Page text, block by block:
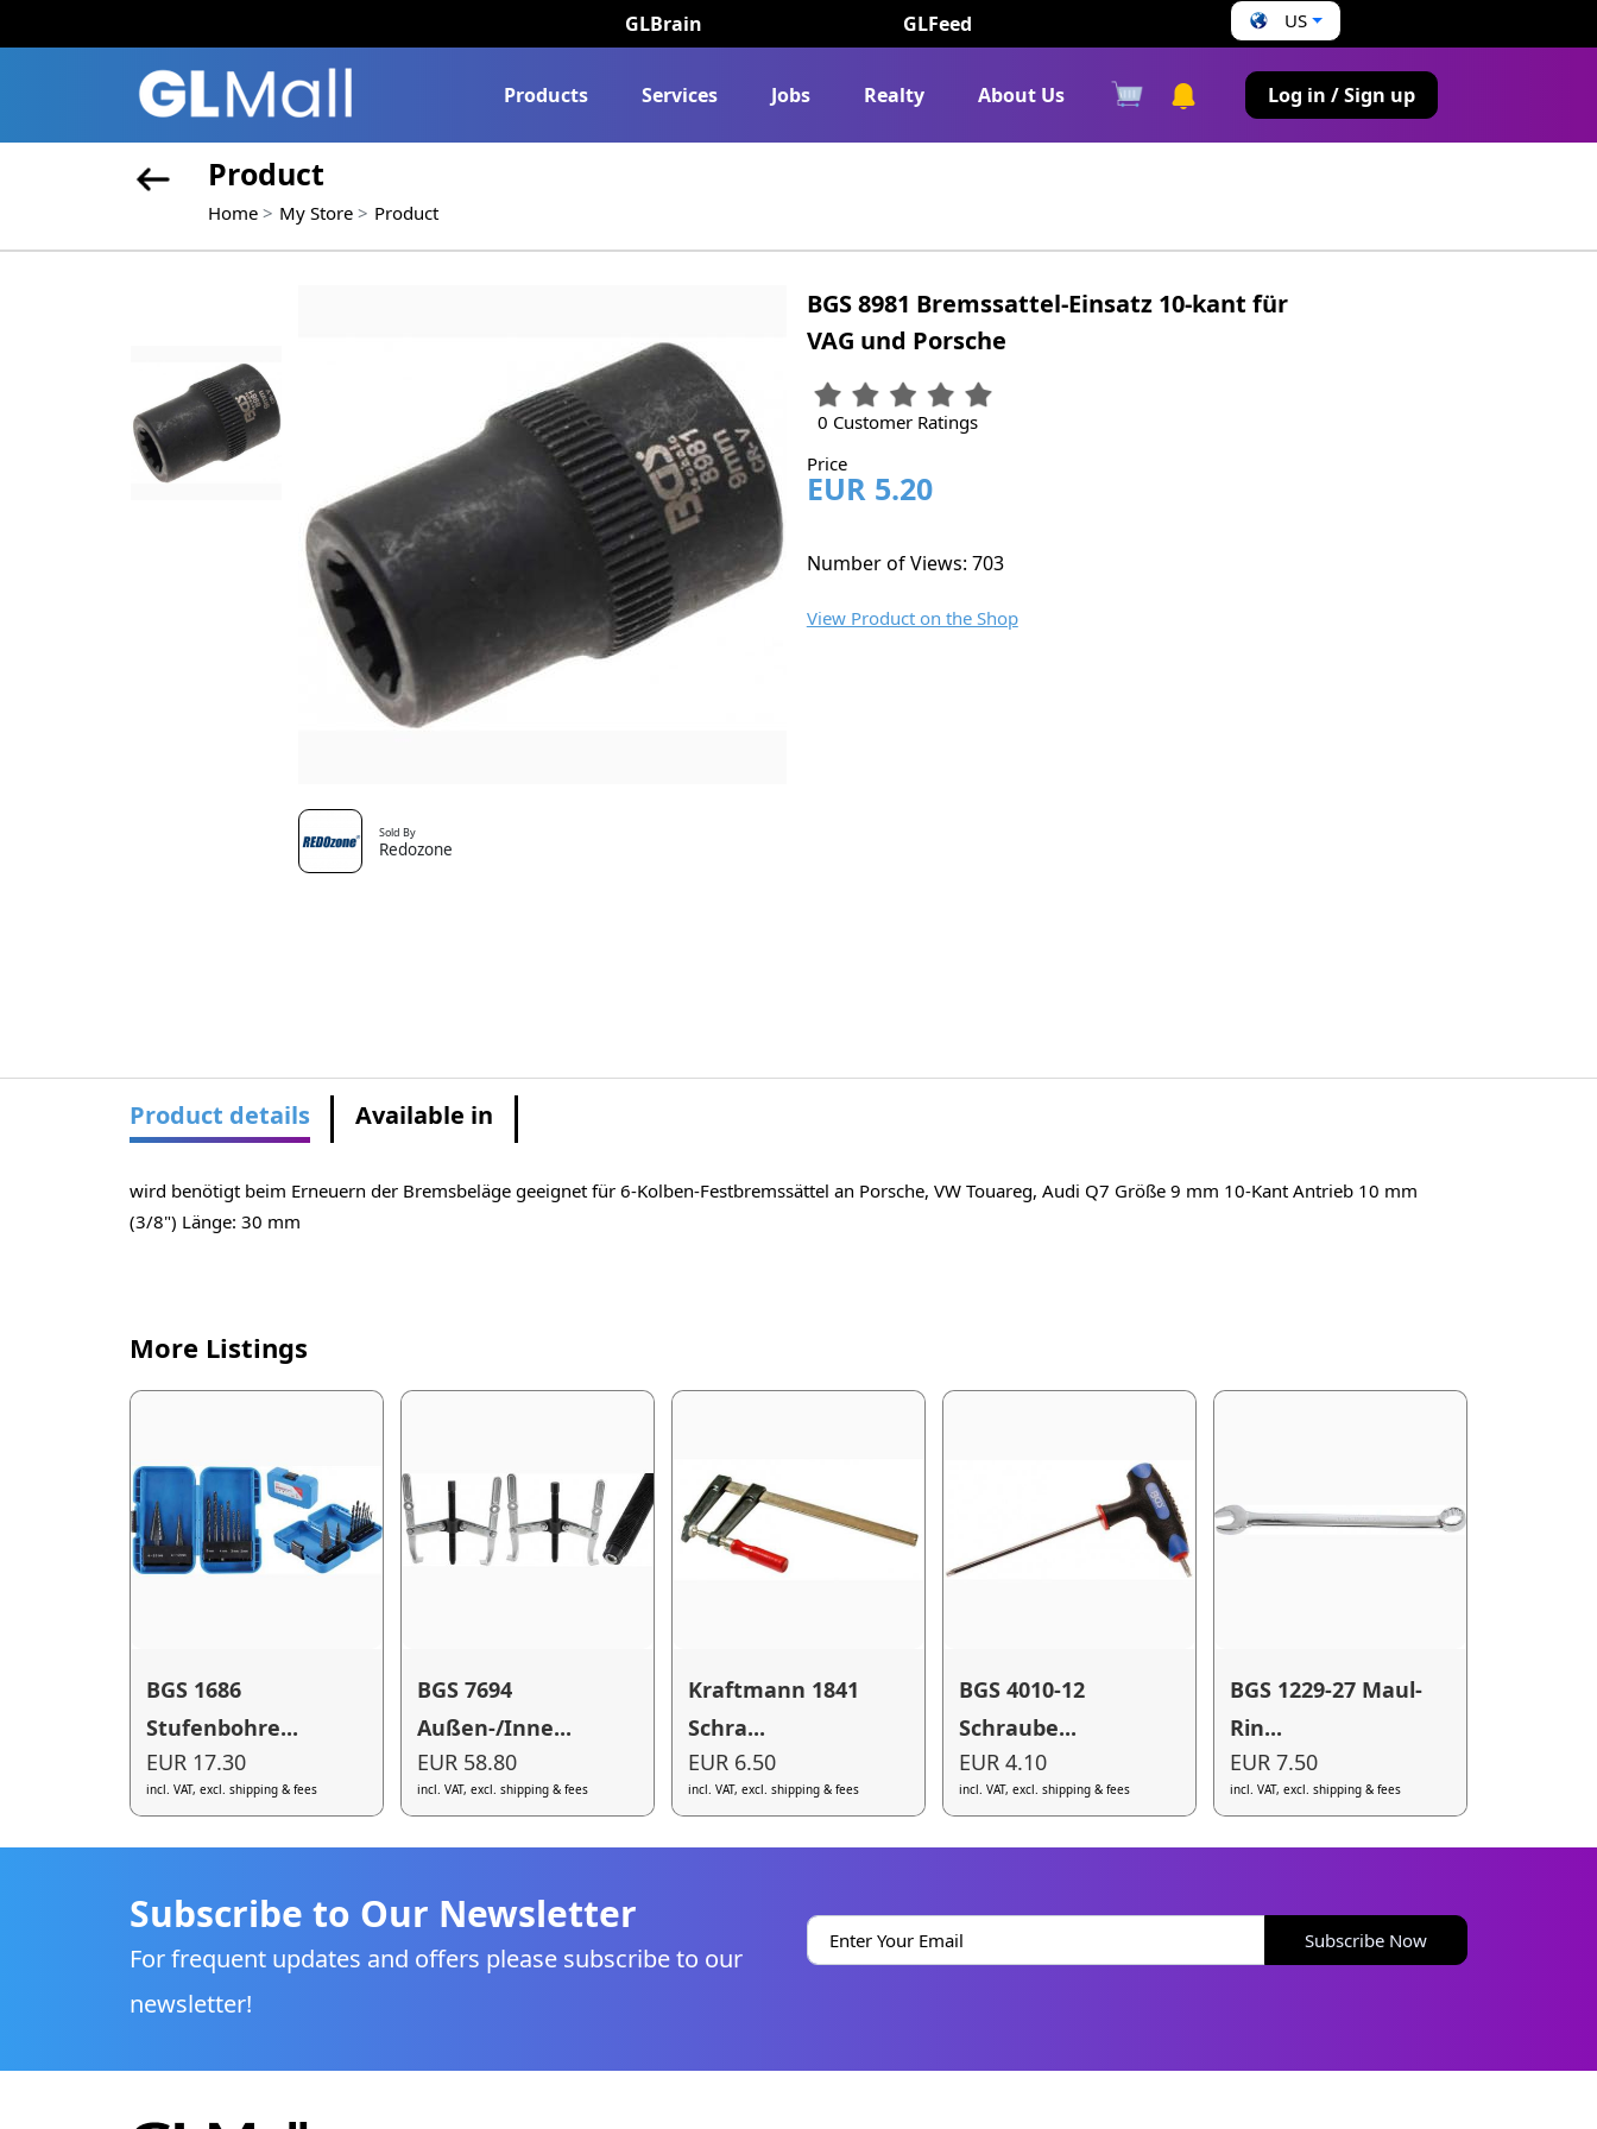
GLBrain GLFeed US
Products Services Jobs Realty About Us Log in / Sign up
Product
Home My Store Product
Sold By
Redozone
BGS 8981 Bremssattel-Einsatz 10-kant für
VAG und Porsche
0 Customer Ratings
Price
EUR 5.20
Number of Views: 703
View Product on the Shop
Product details Available in
wird benötigt beim Erneuern der Bremsbeläge geeignet für 6-Kolben-Festbremssättel an Porsche, VW Touareg, Audi Q7 Größe 9 mm 10-Kant Antrieb 10 mm
(3/8") Länge: 30 mm
More Listings
BGS 1686
Stufenbohre...
EUR 17.30
incl. VAT, excl. shipping & fees
BGS 7694
Außen-/Inne...
EUR 58.80
incl. VAT, excl. shipping & fees
Kraftmann 1841
Schra...
EUR 6.50
incl. VAT, excl. shipping & fees
BGS 4010-12
Schraube...
EUR 4.10
incl. VAT, excl. shipping & fees
BGS 1229-27 Maul-
Rin...
EUR 7.50
incl. VAT, excl. shipping & fees
Subscribe to Our Newsletter
For frequent updates and offers please subscribe to our
newsletter!
Subscribe Now